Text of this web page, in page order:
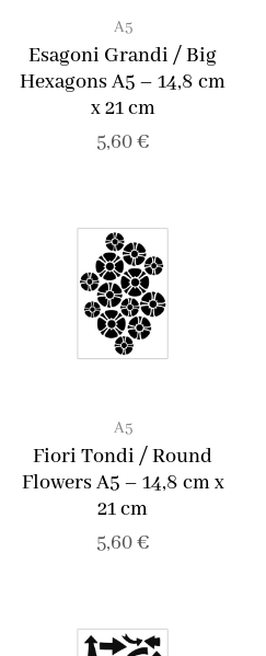
A5
Esagoni Grandi / Big
Hexagons A5 – 14,8 cm
x 21 cm
5,60€
A5
Fiori Tondi / Round
Flowers A5 – 14,8 cm x
21 cm
5,60€